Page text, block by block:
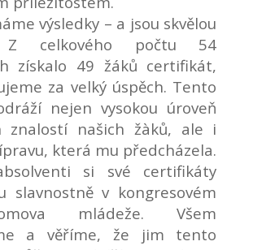
výsledky – a jsou skvělou
Z celkového počtu 54
získalo 49 žáků certifikát,
za velký úspěch. Tento
nejen vysokou úroveň
znalostí našich žàků, ale i
která mu předcházela.
si své certifikáty
slavnostně v kongresovém
mládeže. Všem
a věříme, že jim tento